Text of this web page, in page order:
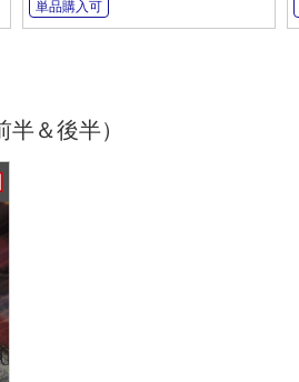
単品購入可
＆後半）